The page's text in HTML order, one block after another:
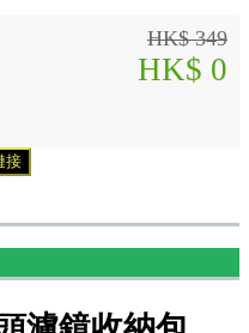
HK$ 349
HK$ 0
接